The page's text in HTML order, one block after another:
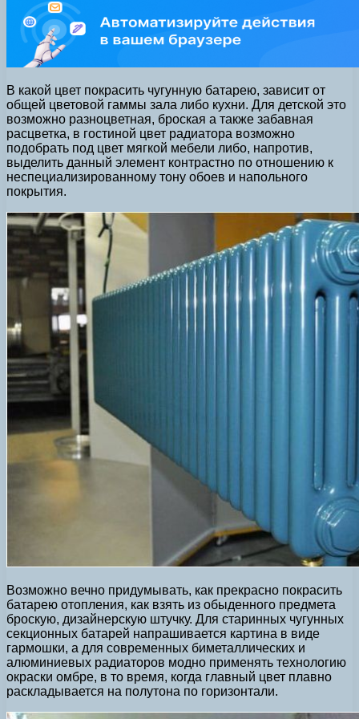
В какой цвет покрасить чугунную батарею, зависит от
общей цветовой гаммы зала либо кухни. Для детской это
возможно разноцветная, броская а также забавная
расцветка, в гостиной цвет радиатора возможно
подобрать под цвет мягкой мебели либо, напротив,
выделить данный элемент контрастно по отношению к
неспециализированному тону обоев и напольного
покрытия.
Возможно вечно придумывать, как прекрасно покрасить
батарею отопления, как взять из обыденного предмета
броскую, дизайнерскую штучку. Для старинных чугунных
секционных батарей напрашивается картина в виде
гармошки, а для современных биметаллических и
алюминиевых радиаторов модно применять технологию
окраски омбре, в то время, когда главный цвет плавно
раскладывается на полутона по горизонтали.